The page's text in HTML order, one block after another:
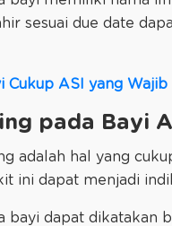
sesuai due date
Cukup ASI yang
pada Bayi
adalah hal yang
ini dapat menjadi
bayi dapat dikatakan